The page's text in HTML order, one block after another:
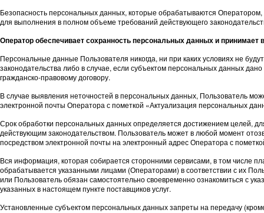
Безопасность персональных данных, которые обрабатываются
для выполнения в полном объеме требований действующего
Оператор обеспечивает сохранность персональных данных и
Персональные данные Пользователя никогда, ни при каких условиях не
законодательства либо в случае, если субъектом персональных данных
гражданско-правовому договору.
В случае выявления неточностей в персональных данных, Пользователь
электронной почты Оператора с пометкой «Актуализация персональных
Срок обработки персональных данных определяется достижением целей,
действующим законодательством. Пользователь может в любой момент
посредством электронной почты на электронный адрес Оператора с
Вся информация, которая собирается сторонними сервисами, в том числе
обрабатывается указанными лицами (Операторами) в соответствии с их
или Пользователь обязан самостоятельно своевременно ознакомиться с
указанных в настоящем пункте поставщиков услуг.
Установленные субъектом персональных данных запреты на передачу